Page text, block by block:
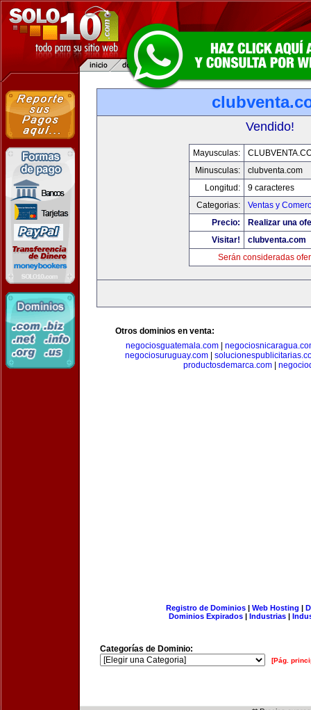
Vendido!
Mayusculas:
Minusculas:
clubventa.com
Longitud:
9 caracteres
Categorias:
Ventas y
Precio:
Realizar una
Visitar!
clubventa.com
Serán consideradas
Otros dominios en venta:
negociosguatemala.com
negociosuruguay.com
productosdemarca.com
Registro de Dominios| Web Hosting |
Dominios Expirados | Industrias |
Categorías de Dominio:
[Pág.